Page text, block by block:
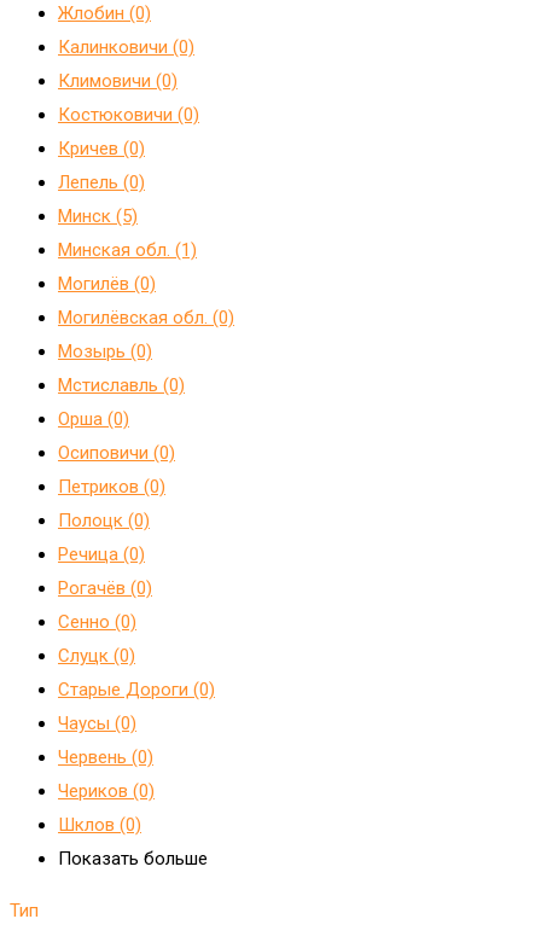
Жлобин (0)
Калинковичи (0)
Климовичи (0)
Костюковичи (0)
Кричев (0)
Лепель (0)
Минск (5)
Минская обл. (1)
Могилёв (0)
Могилёвская обл. (0)
Мозырь (0)
Мстиславль (0)
Орша (0)
Осиповичи (0)
Петриков (0)
Полоцк (0)
Речица (0)
Рогачёв (0)
Сенно (0)
Слуцк (0)
Старые Дороги (0)
Чаусы (0)
Червень (0)
Чериков (0)
Шклов (0)
Показать больше
Тип